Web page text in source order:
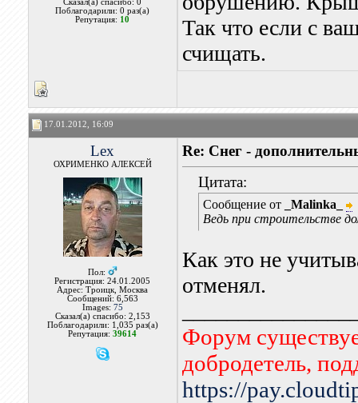
Сказал(а) спасибо: 0
Поблагодарили: 0 раз(а)
Репутация: 10
Так что если с
счищать.
17.01.2012, 16:09
Lex
ОХРИМЕНКО АЛЕКСЕЙ
Пол:
Регистрация: 24.01.2005
Адрес: Троицк, Москва
Сообщений: 6,563
Images: 75
Сказал(а) спасибо: 2,153
Поблагодарили: 1,035 раз(а)
Репутация:39614
Re: Снег -
Цитата:
Сообщение от
_Malinka_
Ведь при строительстве
Как это не
отменял.
Форум
добродетель,
https://